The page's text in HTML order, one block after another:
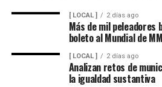
El dirigente sostuvo que México
suficiente para abastecer la
que consideró innecesaria la
alimento.
En ese sentido, exhortó a la
[ LOCAL ] 2 días ago
Más de mil peleadores
boleto al Mundial de
[ LOCAL ] 2 días ago
Analizan retos de
la igualdad sustantiva